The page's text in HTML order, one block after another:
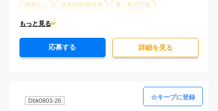
残業なし 残業20時間未満 第二新卒応援
エルダー(40歳以上)応援
30代活躍中 派遣スタッフ活躍中 経験必須
未経験歓迎
もっと見る
応募する 詳細を⾒る
Dbk0803-26